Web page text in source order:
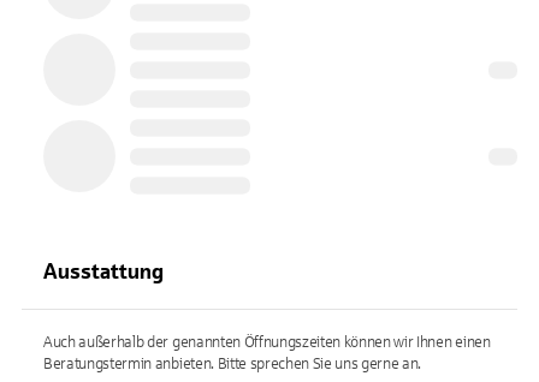
Ausstattung
Auch außerhalb der genannten Öffnungszeiten können wir Ihnen einen
Beratungstermin anbieten. Bitte sprechen Sie uns gerne an.